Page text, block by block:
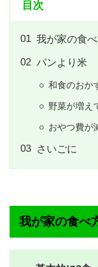
目次
我が家の食
パンより米
和食のおか
野菜が増え
おやつ費が
さいごに
我が家の食べ